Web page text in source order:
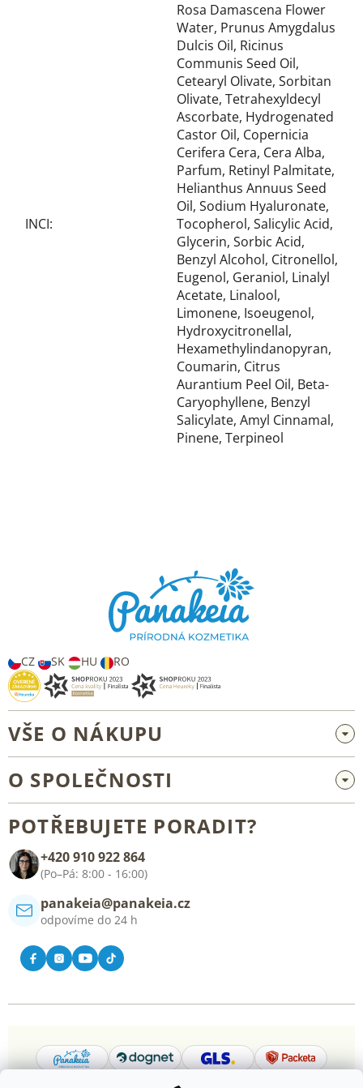
INCI:
Rosa Damascena Flower
Water, Prunus Amygdalus
Dulcis Oil, Ricinus
Communis Seed Oil,
Cetearyl Olivate, Sorbitan
Olivate, Tetrahexyldecyl
Ascorbate, Hydrogenated
Castor Oil, Copernicia
Cerifera Cera, Cera Alba,
Parfum, Retinyl Palmitate,
Helianthus Annuus Seed
Oil, Sodium Hyaluronate,
Tocopherol, Salicylic Acid,
Glycerin, Sorbic Acid,
Benzyl Alcohol, Citronellol,
Eugenol, Geraniol, Linalyl
Acetate, Linalool,
Limonene, Isoeugenol,
Hydroxycitronellal,
Hexamethylindanopyran,
Coumarin, Citrus
Aurantium Peel Oil, Beta-
Caryophyllene, Benzyl
Salicylate, Amyl Cinnamal,
Pinene, Terpineol
CZ SK HU RO
VŠE O NÁKUPU
Velkoobchod a spolupráce
Všeobecné obchodní podmínky
O SPOLEČNOSTI
Kontakt
POTŘEBUJETE PORADIT?
+420 910 922 864
(Po–Pá: 8:00 - 16:00)
panakeia@panakeia.cz
odpovíme do 24 h